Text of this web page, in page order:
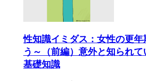
性知識イミダス：女性の更年
う～（前編）意外と知られ
基礎知識